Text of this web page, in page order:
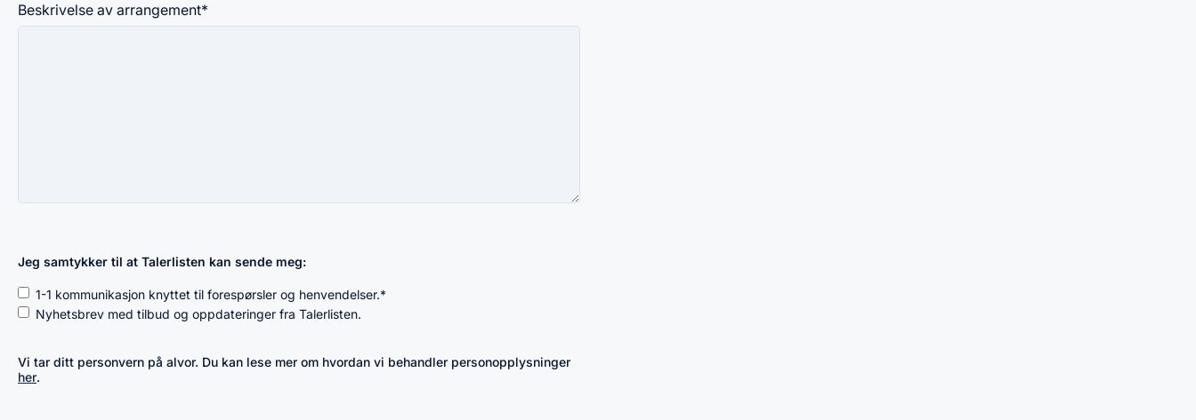
Beskrivelse av arrangement*
Jeg samtykker til at Talerlisten kan sende meg:
1-1 kommunikasjon knyttet til forespørsler og henvendelser.*
Nyhetsbrev med tilbud og oppdateringer fra Talerlisten.
Vi tar ditt personvern på alvor. Du kan lese mer om hvordan vi behandler personopplysninger
her.